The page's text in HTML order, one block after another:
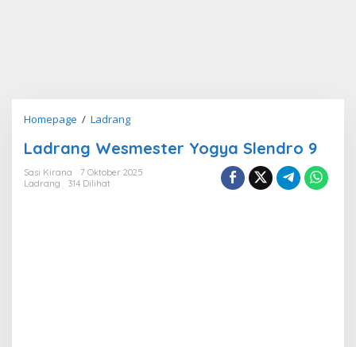
Homepage / LadrangLadrang
Yogya
Slendro
Ladrang Wesmester Yogya Slendro 9
Sasi Kirana
7 Oktober 2025
Ladrang
314 Dilihat